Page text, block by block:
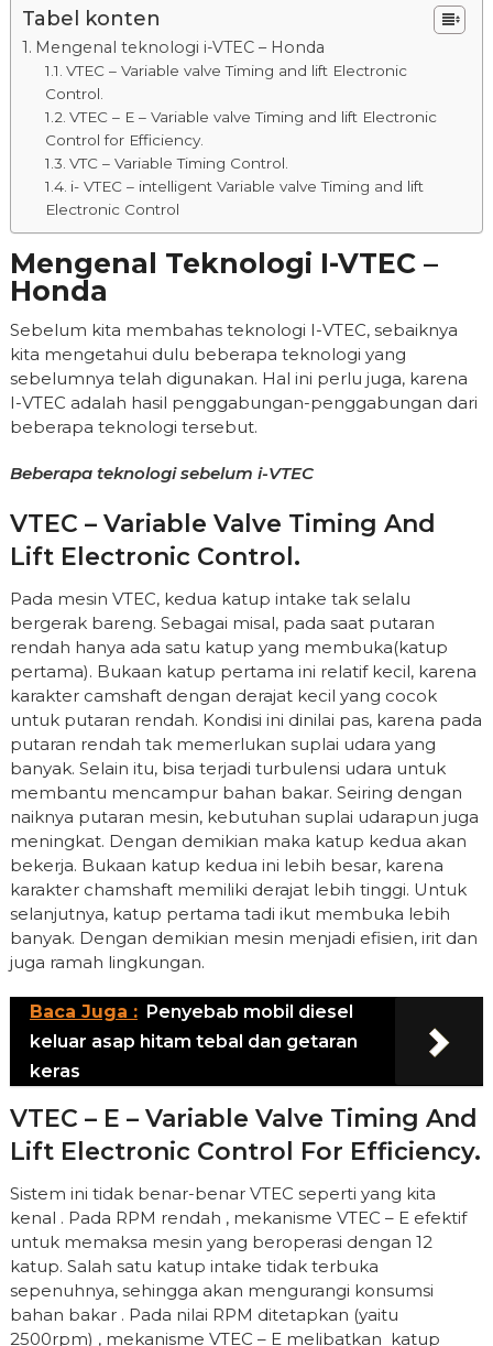
Tabel konten
Mengenal teknologi i-VTEC – Honda
VTEC – Variable valve Timing and lift Electronic
Control.
VTEC – E – Variable valve Timing and lift Electronic
Control for Efficiency.
VTC – Variable Timing Control.
i- VTEC – intelligent Variable valve Timing and lift
Electronic Control
Mengenal Teknologi I-VTEC –
Honda
Sebelum kita membahas teknologi I-VTEC, sebaiknya
kita mengetahui dulu beberapa teknologi yang
sebelumnya telah digunakan. Hal ini perlu juga, karena
I-VTEC adalah hasil penggabungan-penggabungan dari
beberapa teknologi tersebut.
Beberapa teknologi sebelum i-VTEC
VTEC – Variable Valve Timing And
Lift Electronic Control.
Pada mesin VTEC, kedua katup intake tak selalu
bergerak bareng. Sebagai misal, pada saat putaran
rendah hanya ada satu katup yang membuka(katup
pertama). Bukaan katup pertama ini relatif kecil, karena
karakter camshaft dengan derajat kecil yang cocok
untuk putaran rendah. Kondisi ini dinilai pas, karena pada
putaran rendah tak memerlukan suplai udara yang
banyak. Selain itu, bisa terjadi turbulensi udara untuk
membantu mencampur bahan bakar. Seiring dengan
naiknya putaran mesin, kebutuhan suplai udarapun juga
meningkat. Dengan demikian maka katup kedua akan
bekerja. Bukaan katup kedua ini lebih besar, karena
karakter chamshaft memiliki derajat lebih tinggi. Untuk
selanjutnya, katup pertama tadi ikut membuka lebih
banyak. Dengan demikian mesin menjadi efisien, irit dan
juga ramah lingkungan.
Baca Juga : Penyebab mobil diesel
keluar asap hitam tebal dan getaran
keras
VTEC – E – Variable Valve Timing And
Lift Electronic Control For Efficiency.
Sistem ini tidak benar-benar VTEC seperti yang kita
kenal . Pada RPM rendah , mekanisme VTEC – E efektif
untuk memaksa mesin yang beroperasi dengan 12
katup. Salah satu katup intake tidak terbuka
sepenuhnya, sehingga akan mengurangi konsumsi
bahan bakar . Pada nilai RPM ditetapkan (yaitu
2500rpm) , mekanisme VTEC – E melibatkan katup